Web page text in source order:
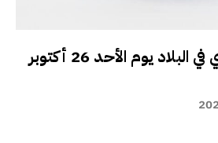
بدء التوقيت الشتوي في البلاد يوم الأحد 26 أكتوبر